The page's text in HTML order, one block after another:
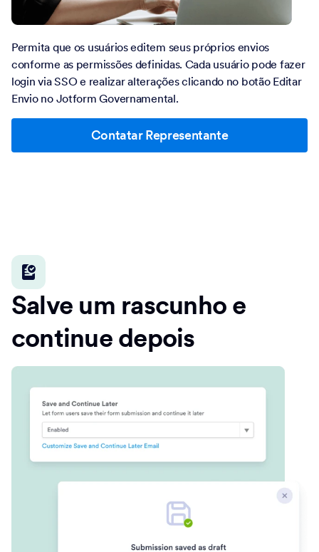
Permita que os usuários editem seus próprios envios
conforme as permissões definidas. Cada usuário pode fazer
login via SSO e realizar alterações clicando no botão Editar
Envio no Jotform Governamental.
Contatar Representante
Salve um rascunho e
continue depois